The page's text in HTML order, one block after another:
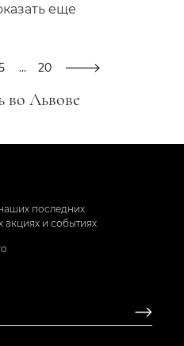
во Львове
еще
... 20
последних
акциях и событиях